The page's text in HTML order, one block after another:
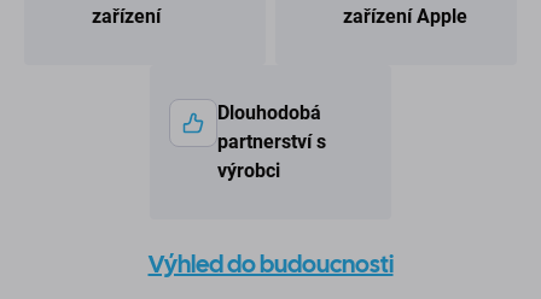
zařízení
zařízení Apple
Dlouhodobá
partnerství s
výrobci
Výhled do budoucnosti